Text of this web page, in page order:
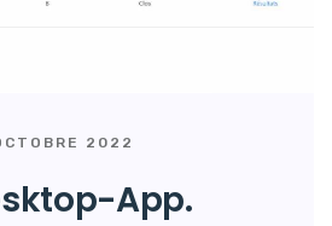
2022
App.